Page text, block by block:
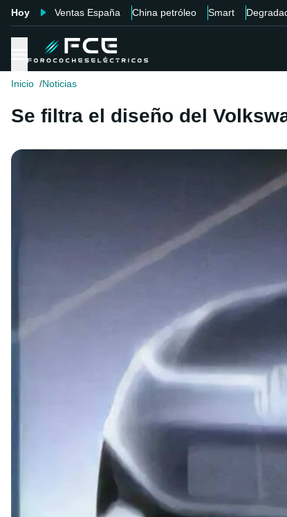
Hoy Ventas España China petróleo Smart
Inicio Noticias
Se filtra el diseño del